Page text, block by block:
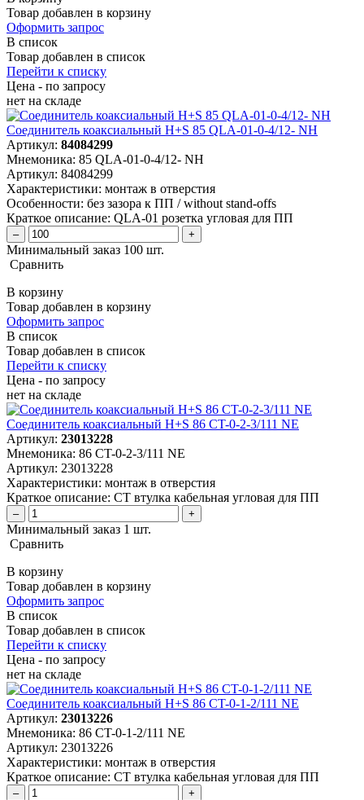
Товар добавлен в корзину
Оформить запрос
В список
Товар добавлен в список
Перейти к списку
Цена - по запросу
нет на складе
Соединитель коаксиальный H+S 85 QLA-01-0-4/12- NH
Артикул: 84084299
Мнемоника: 85 QLA-01-0-4/12- NH
Артикул: 84084299
Характеристики: монтаж в отверстия
Особенности: без зазора к ПП / without stand-offs
Краткое описание: QLA-01 розетка угловая для ПП
– +
Минимальный заказ 100 шт.
Сравнить
В корзину
Товар добавлен в корзину
Оформить запрос
В список
Товар добавлен в список
Перейти к списку
Цена - по запросу
нет на складе
Соединитель коаксиальный H+S 86 CT-0-2-3/111 NE
Артикул: 23013228
Мнемоника: 86 CT-0-2-3/111 NE
Артикул: 23013228
Характеристики: монтаж в отверстия
Краткое описание: CT втулка кабельная угловая для ПП
– +
Минимальный заказ 1 шт.
Сравнить
В корзину
Товар добавлен в корзину
Оформить запрос
В список
Товар добавлен в список
Перейти к списку
Цена - по запросу
нет на складе
Соединитель коаксиальный H+S 86 CT-0-1-2/111 NE
Артикул: 23013226
Мнемоника: 86 CT-0-1-2/111 NE
Артикул: 23013226
Характеристики: монтаж в отверстия
Краткое описание: CT втулка кабельная угловая для ПП
– +